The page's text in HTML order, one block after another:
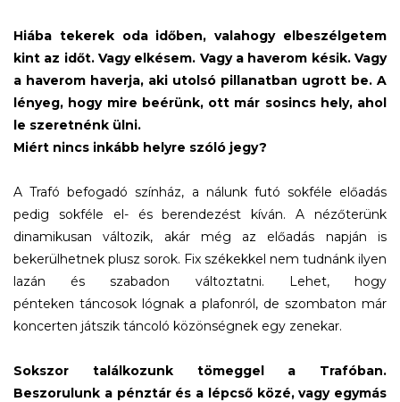
Hiába tekerek oda időben, valahogy elbeszélgetem
kint az időt. Vagy elkésem. Vagy a haverom késik. Vagy
a haverom haverja, aki utolsó pillanatban ugrott be. A
lényeg, hogy mire beérünk, ott már sosincs hely, ahol
le szeretnénk ülni.
Miért nincs inkább helyre szóló jegy?
A Trafó befogadó színház, a nálunk futó sokféle előadás
pedig sokféle el- és berendezést kíván. A nézőterünk
dinamikusan változik, akár még az előadás napján is
bekerülhetnek plusz sorok. Fix székekkel nem tudnánk ilyen
lazán és szabadon változtatni. Lehet, hogy
pénteken táncosok lógnak a plafonról, de szombaton már
koncerten játszik táncoló közönségnek egy zenekar.
Sokszor találkozunk tömeggel a Trafóban.
Beszorulunk a pénztár és a lépcső közé, vagy egymás